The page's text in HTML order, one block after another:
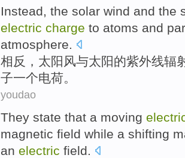
Instead, the solar wind and the
electric charge to atoms and
atmosphere.
相反 ， 太阳风与太阳的紫外线辐
子一个电荷。
youdao
They state that a moving
magnetic field while a shifting
an electric field.